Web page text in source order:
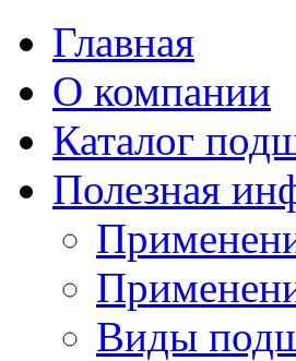
Главная
О компании
Каталог
Полезная
Виды